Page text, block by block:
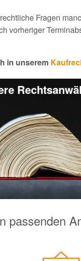
Fragen
vorheriger
in unserem
passenden